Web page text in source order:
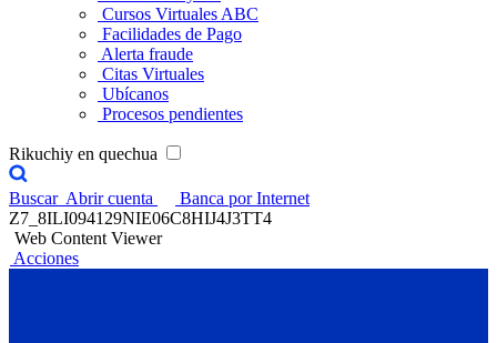
Cursos Virtuales ABC
Facilidades de Pago
Alerta fraude
Citas Virtuales
Ubícanos
Procesos pendientes
Rikuchiy en quechua
Buscar Abrir cuenta
Banca por Internet
Z7_8ILI094129NIE06C8HIJ4J3TT4
Web Content Viewer
Acciones